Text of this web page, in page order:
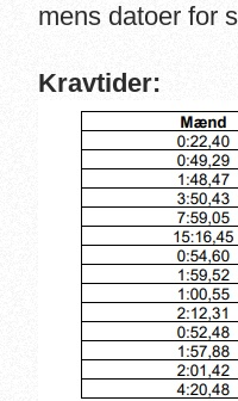
mens datoer for
Kravtider: